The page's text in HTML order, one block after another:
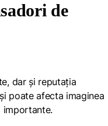
de
dar și reputația
poate afecta imaginea
importante.